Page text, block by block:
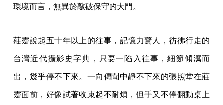
環境而言，無異於敲破保守的大門。
莊靈說起五十年以上的往事，記憶力驚人，彷彿行走的
台灣近代攝影史字典，只要一陷入往事，細節傾瀉而
出，幾乎停不下來。一向傳聞中靜不下來的張照堂在莊
靈面前，好像試著收束起不耐煩，但手又不停翻動桌上